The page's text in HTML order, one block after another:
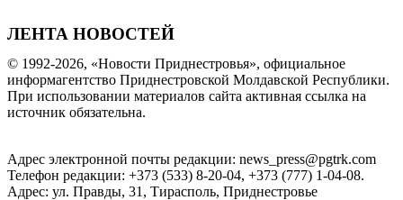
ЛЕНТА НОВОСТЕЙ
© 1992-2026, «Новости Приднестровья», официальное
информагентство Приднестровской Молдавской Республики.
При использовании материалов сайта активная ссылка на
источник обязательна.
Адрес электронной почты редакции: news_press@pgtrk.com
Телефон редакции: +373 (533) 8-20-04, +373 (777) 1-04-08.
Адрес: ул. Правды, 31, Тирасполь, Приднестровье